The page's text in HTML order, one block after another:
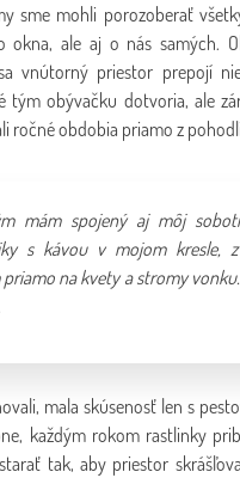
sme mohli porozoberať
okna, ale aj o nás samých.
vnútorný priestor prepojí
tým obývačku dotvoria, ale
ročné obdobia priamo z
mám spojený aj môj
s kávou v mojom kresle,
na kvety a stromy
mala skúsenosť len s
každým rokom rastlinky
tak, aby priestor